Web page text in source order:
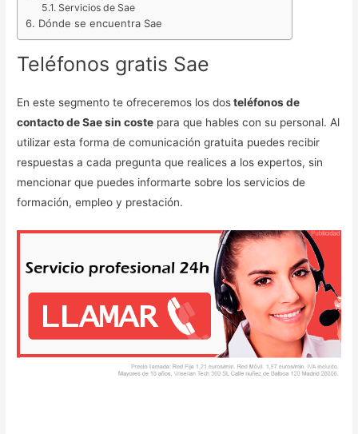
Servicios de Sae
Dónde se encuentra Sae
Teléfonos gratis Sae
En este segmento te ofreceremos los dosteléfonos de
contacto de Sae sin coste para que hables con su personal. Al
utilizar esta forma de comunicación gratuita puedes recibir
respuestas a cada pregunta que realices a los expertos, sin
mencionar que puedes informarte sobre los servicios de
formación, empleo y prestación.